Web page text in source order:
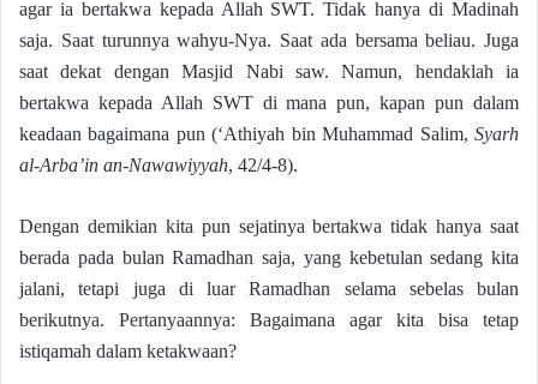
agar ia bertakwa kepada Allah SWT. Tidak hanya di Madinah
saja. Saat turunnya wahyu-Nya. Saat ada bersama beliau. Juga
saat dekat dengan Masjid Nabi saw. Namun, hendaklah ia
bertakwa kepada Allah SWT di mana pun, kapan pun dalam
keadaan bagaimana pun (‘Athiyah bin Muhammad Salim, Syarh
al-Arba’in an-Nawawiyyah, 42/4-8).
Dengan demikian kita pun sejatinya bertakwa tidak hanya saat
berada pada bulan Ramadhan saja, yang kebetulan sedang kita
jalani, tetapi juga di luar Ramadhan selama sebelas bulan
berikutnya. Pertanyaannya: Bagaimana agar kita bisa tetap
istiqamah dalam ketakwaan?